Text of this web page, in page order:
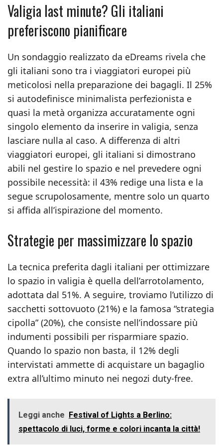
Valigia last minute? Gli italiani
preferiscono pianificare
Un sondaggio realizzato da eDreams rivela che
gli italiani sono tra i viaggiatori europei più
meticolosi nella preparazione dei bagagli. Il 25%
si autodefinisce minimalista perfezionista e
quasi la metà organizza accuratamente ogni
singolo elemento da inserire in valigia, senza
lasciare nulla al caso. A differenza di altri
viaggiatori europei, gli italiani si dimostrano
abili nel gestire lo spazio e nel prevedere ogni
possibile necessità: il 43% redige una lista e la
segue scrupolosamente, mentre solo un quarto
si affida all’ispirazione del momento.
Strategie per massimizzare lo spazio
La tecnica preferita dagli italiani per ottimizzare
lo spazio in valigia è quella dell’arrotolamento,
adottata dal 51%. A seguire, troviamo l’utilizzo di
sacchetti sottovuoto (21%) e la famosa “strategia
cipolla” (20%), che consiste nell’indossare più
indumenti possibili per risparmiare spazio.
Quando lo spazio non basta, il 12% degli
intervistati ammette di acquistare un bagaglio
extra all’ultimo minuto nei negozi duty-free.
Leggi anche Festival of Lights a Berlino:
spettacolo di luci, forme e colori incanta la città!